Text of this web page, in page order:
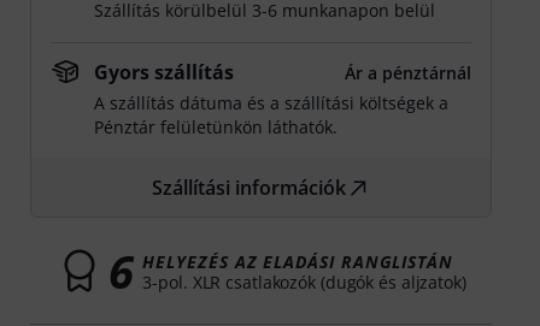
Szállítás körülbelül 3-6 munkanapon belül
Gyors szállítás
Ár a pénztárnál
A szállítás dátuma és a szállítási költségek a
Pénztár felületünkön láthatók.
Szállítási információk
6 HELYEZÉS AZ ELADÁSI RANGLISTÁN
3-pol. XLR csatlakozók (dugók és aljzatok)